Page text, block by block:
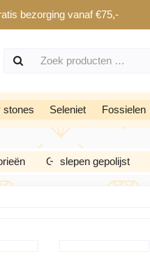
bezorging vanaf €75,-
stones Seleniet Fossielen
Geslepen gepolijst